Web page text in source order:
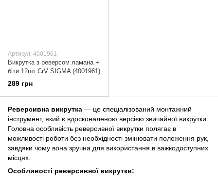
Артикул: 4001961
Викрутка з реверсом ламана +
біти 12шт CrV SIGMA (4001961)
289 грн
Реверсивна викрутка — це спеціалізований монтажний
інструмент, який є вдосконаленою версією звичайної викрутки.
Головна особливість реверсивної викрутки полягає в
можливості роботи без необхідності змінювати положення рук,
завдяки чому вона зручна для використання в важкодоступних
місцях.
Особливості реверсивної викрутки: